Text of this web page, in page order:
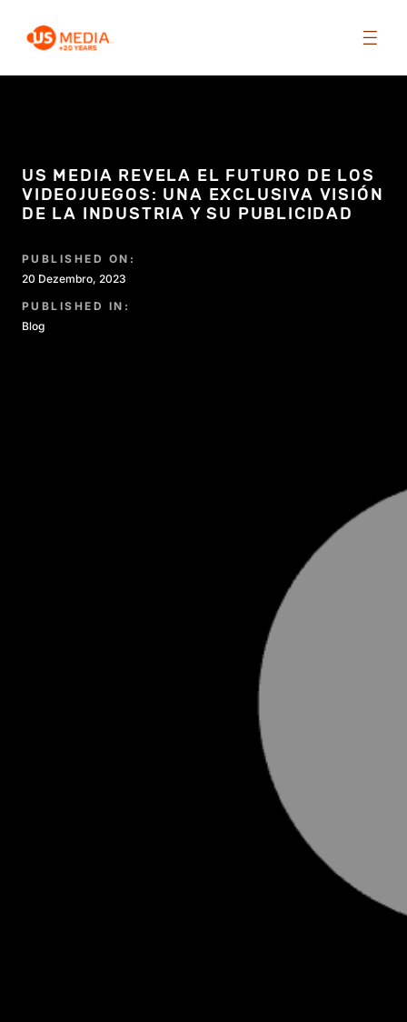
US MEDIA REVELA EL FUTURO DE LOS
VIDEOJUEGOS: UNA EXCLUSIVA VISIÓN
DE LA INDUSTRIA Y SU PUBLICIDAD
PUBLISHED ON:
20 Dezembro, 2023
PUBLISHED IN:
Blog